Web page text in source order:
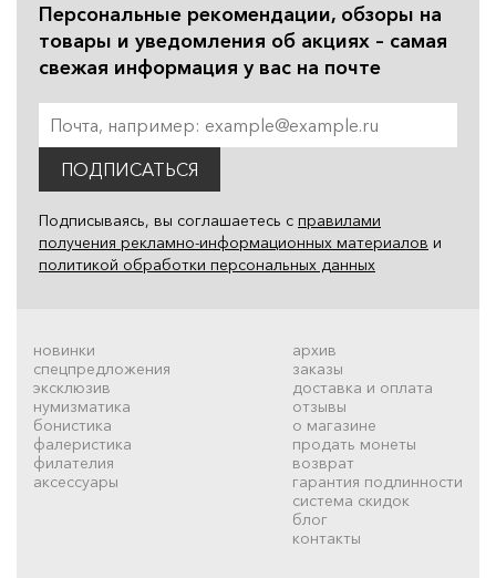
Персональные рекомендации, обзоры на
товары и уведомления об акциях – самая
свежая информация у вас на почте
ПОДПИСАТЬСЯ
Подписываясь, вы соглашаетесь с правилами
получения рекламно-информационных материалов и
политикой обработки персональных данных
новинки
спецпредложения
эксклюзив
нумизматика
бонистика
фалеристика
филателия
аксессуары
архив
заказы
доставка и оплата
отзывы
о магазине
продать монеты
возврат
гарантия подлинности
система скидок
блог
контакты